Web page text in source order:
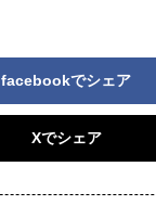
facebookでシェア
Xでシェア